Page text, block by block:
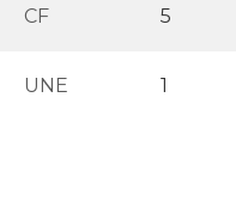
CF 5
UNE 1